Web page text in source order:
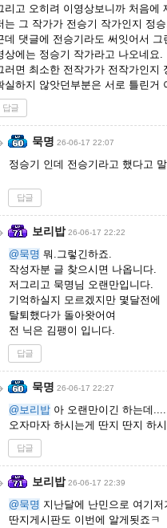
리고 오히려 이영상보니까 처음에
는 그 작가가 전승기 작가인지 정
데 댓글에 전승기라도 써잇어서 그
상에는 정승기 작가라고 나오네요.
러면 최소한 전작가가 전작가인지
실하지 않앗던부분은 서로 틀린거
답글
묵명 26-06-17 22:07
정승기 인데 전승기라고 했다고
답글
보리밥 26-06-17 22:22
@묵명 뭐.그렇긴하죠.
작성자분 글 찾으시면 나옵니다.
저그리고 묵명님 오랜만입니다.
기억하실지 모르겠지만 몇달전에
탈퇴했다가 돌아왓어여
전 닉은 김팽이 입니다.
답글
묵명 26-06-17 22:27
@보리밥 아 오랜만이긴 하는데
오자마자 하시는게 딴지 딴지 하
답글
보리밥 26-06-17 22:39
@묵명 지난달에 난민으로 여기
딴지게시판도 이번에 알게됫죠ㅋ